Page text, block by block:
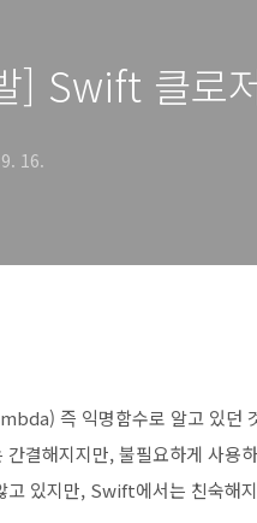
] Swift 클로
16.
즉 익명함수로 알고 있던
결해지지만, 불필요하게 사용
고 있지만, Swift에서는 친숙해